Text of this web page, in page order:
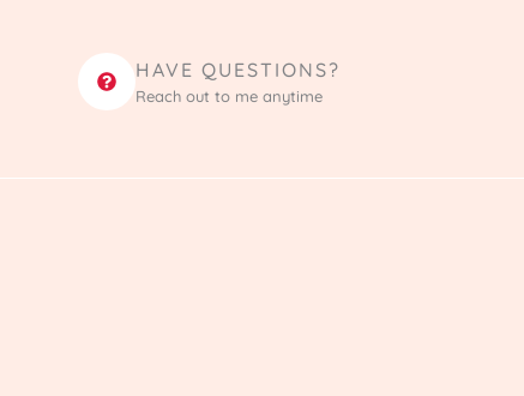
HAVE QUESTIONS?
Reach out to me anytime